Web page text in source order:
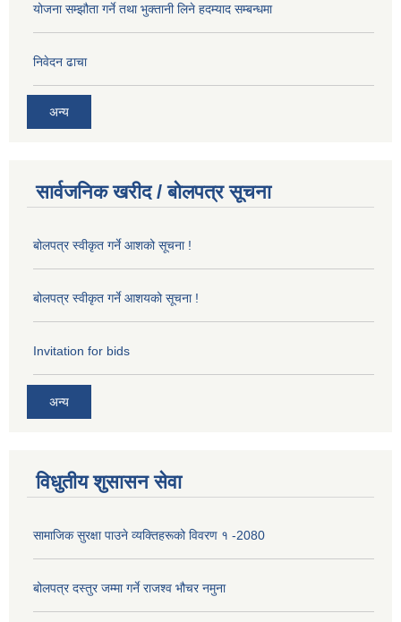
योजना सम्झौता गर्ने तथा भुक्तानी लिने हदम्याद सम्बन्धमा
निवेदन ढाचा
अन्य
सार्वजनिक खरीद / बोलपत्र सूचना
बोलपत्र स्वीकृत गर्ने आशको सूचना !
बोलपत्र स्वीकृत गर्ने आशयको सूचना !
Invitation for bids
अन्य
विधुतीय शुसासन सेवा
सामाजिक सुरक्षा पाउने व्यक्तिहरूको विवरण १ -2080
बोलपत्र दस्तुर जम्मा गर्ने राजश्व भौचर नमुना